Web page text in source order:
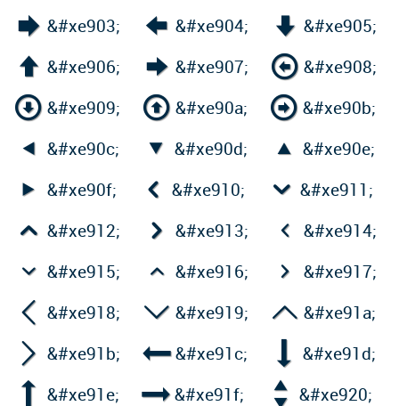
 &#xe903;  &#xe904;  &#xe905;
 &#xe906;  &#xe907;  &#xe908;
 &#xe909;  &#xe90a;  &#xe90b;
 &#xe90c;  &#xe90d;  &#xe90e;
 &#xe90f;  &#xe910;  &#xe911;
 &#xe912;  &#xe913;  &#xe914;
 &#xe915;  &#xe916;  &#xe917;
 &#xe918;  &#xe919;  &#xe91a;
 &#xe91b; &#xe91c;  &#xe91d;
 &#xe91e; &#xe91f;  &#xe920;